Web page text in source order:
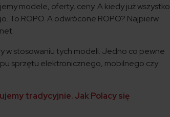
modele, oferty, ceny. A kiedy już wszystko
To ROPO. A odwrócone ROPO? Najpierw
w stosowaniu tych modeli. Jedno co pewne
sprzętu elektronicznego, mobilnego czy
tradycyjnie. Jak Polacy się